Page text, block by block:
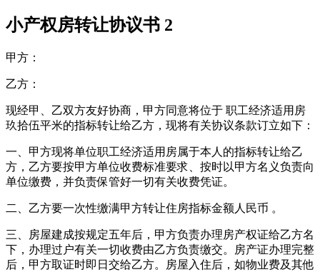
小产权房转让协议书 2
甲方：
乙方：
现经甲、乙双方友好协商，甲方同意将位于 职工经济适用房
玖拾伍平米的指标转让给乙方，现将有关协议条款订立如下：
一、甲方现将单位职工经济适用房属于本人的指标转让给乙
方，乙方要按甲方单位收费标准要求、按时以甲方名义负责向
单位缴费，并负责保管好一切有关收费凭证。
二、乙方要一次性缴满甲方转让住房指标金额人民币 。
三、房屋建成按规定五年后，甲方负责办理房产权证给乙方名
下，办理过户有关一切收费由乙方负责缴交。房产证办理完整
后，甲方取证时即日交给乙方。房屋入住后，如物业费及其他